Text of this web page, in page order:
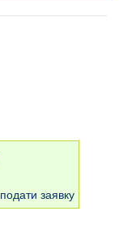
подати заявку